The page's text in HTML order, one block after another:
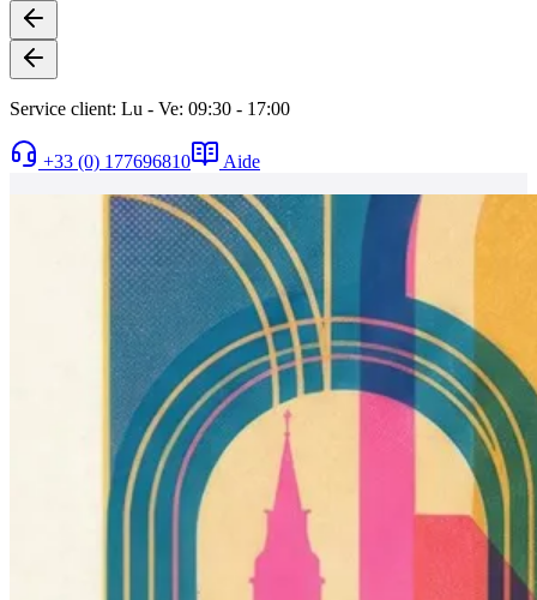
Service client: Lu - Ve: 09:30 - 17:00
+33 (0) 177696810 Aide